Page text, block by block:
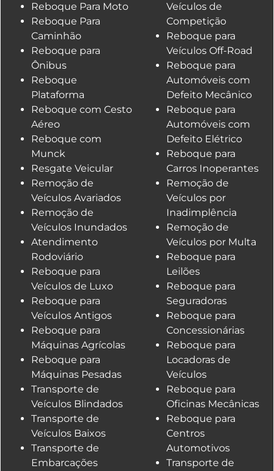
Reboque Para Moto
Reboque Para
Caminhão
Reboque para
Ônibus
Reboque
Plataforma
Reboque com Cesto
Aéreo
Reboque com
Munck
Resgate Veicular
Remoção de
Veículos Avariados
Remoção de
Veículos Inundados
Atendimento
Rodoviário
Reboque para
Veículos de Luxo
Reboque para
Veículos Antigos
Reboque para
Máquinas Agrícolas
Reboque para
Máquinas Pesadas
Transporte de
Veículos Blindados
Transporte de
Veículos Baixos
Transporte de
Embarcações
Veículos de
Competição
Reboque para
Veículos Off-Road
Reboque para
Automóveis com
Defeito Mecânico
Reboque para
Automóveis com
Defeito Elétrico
Reboque para
Carros Inoperantes
Remoção de
Veículos por
Inadimplência
Remoção de
Veículos por Multa
Reboque para
Leilões
Reboque para
Seguradoras
Reboque para
Concessionárias
Reboque para
Locadoras de
Veículos
Reboque para
Oficinas Mecânicas
Reboque para
Centros
Automotivos
Transporte de